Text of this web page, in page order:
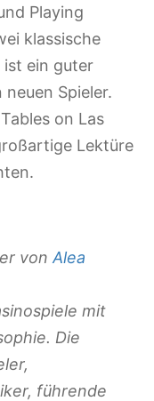
Playing
klassische
ist ein guter
Spieler.
on Las
Lektüre
von Alea
mit
Die
führende